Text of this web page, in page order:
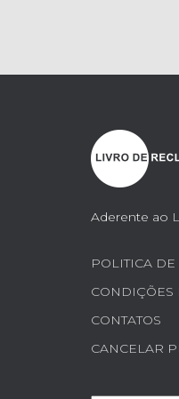
Aderente ao
POLITICA
CONTATOS
CANCELAR